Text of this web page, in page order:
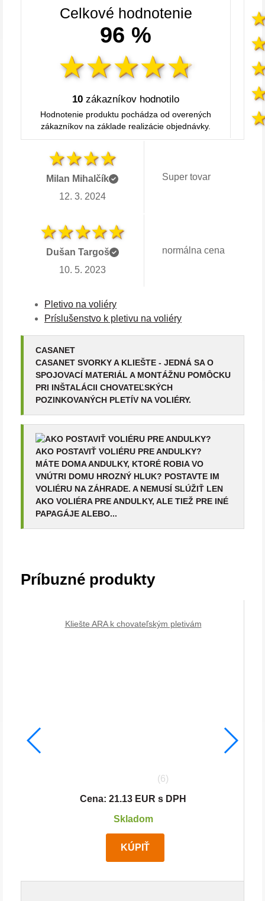
Celkové hodnotenie
96 %
10 zákazníkov hodnotilo
Hodnotenie produktu pochádza od overených
zákazníkov na základe realizácie objednávky.
Milan Mihalčík
12. 3. 2024
Super tovar
Dušan Targoš
10. 5. 2023
normálna cena
Pletivo na voliéry
Príslušenstvo k pletivu na voliéry
CASANET
CASANET SVORKY A KLIEŠTE - JEDNÁ SA O
SPOJOVACÍ MATERIÁL A MONTÁŽNU POMÔCKU
PRI INŠTALÁCII CHOVATEĽSKÝCH
POZINKOVANÝCH PLETÍV NA VOLIÉRY.
AKO POSTAVIŤ VOLIÉRU PRE ANDULKY?
MÁTE DOMA ANDULKY, KTORÉ ROBIA VO
VNÚTRI DOMU HROZNÝ HLUK? POSTAVTE IM
VOLIÉRU NA ZÁHRADE. A NEMUSÍ SLÚŽIŤ LEN
AKO VOLIÉRA PRE ANDULKY, ALE TIEŽ PRE INÉ
PAPAGÁJE ALEBO...
Príbuzné produkty
Kliešte ARA k chovateľským pletivám
(6)
Cena: 21.13 EUR s DPH
Skladom
KÚPIŤ